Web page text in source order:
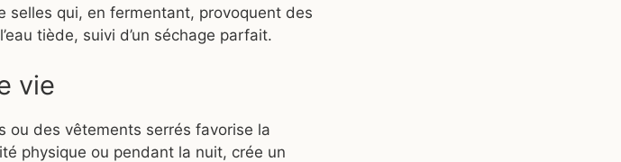
selles qui, en fermentant, provoquent des
tiède, suivi d’un séchage parfait.
vie
ou des vêtements serrés favorise la
physique ou pendant la nuit, crée un